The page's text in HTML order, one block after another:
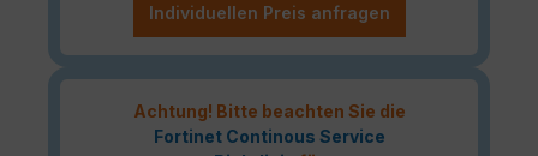
Individuellen Preis anfragen
Achtung! Bitte beachten Sie die
Fortinet Continous Service